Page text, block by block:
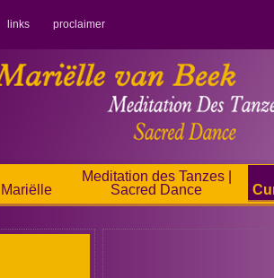
links proclaimer
Mariëlle
Meditation des Tanzes |
Sacred Dance